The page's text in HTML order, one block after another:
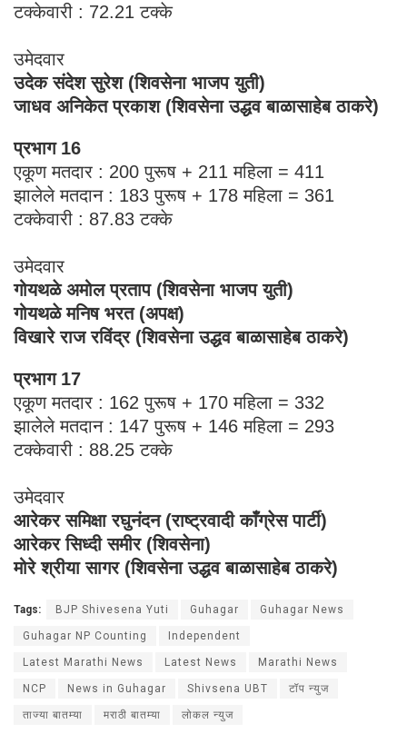
टक्केवारी : 72.21 टक्के
उमेदवार
उदेक संदेश सुरेश (शिवसेना भाजप युती)
जाधव अनिकेत प्रकाश (शिवसेना उद्धव बाळासाहेब ठाकरे)
प्रभाग 16
एकूण मतदार : 200 पुरूष + 211 महिला = 411
झालेले मतदान : 183 पुरूष + 178 महिला = 361
टक्केवारी : 87.83 टक्के
उमेदवार
गोयथळे अमोल प्रताप (शिवसेना भाजप युती)
गोयथळे मनिष भरत (अपक्ष)
विखारे राज रविंद्र (शिवसेना उद्धव बाळासाहेब ठाकरे)
प्रभाग 17
एकूण मतदार : 162 पुरूष + 170 महिला = 332
झालेले मतदान : 147 पुरूष + 146 महिला = 293
टक्केवारी : 88.25 टक्के
उमेदवार
आरेकर समिक्षा रघुनंदन (राष्ट्रवादी काँग्रेस पार्टी)
आरेकर सिध्दी समीर (शिवसेना)
मोरे श्रीया सागर (शिवसेना उद्धव बाळासाहेब ठाकरे)
Tags: BJP Shivesena Yuti Guhagar Guhagar News
Guhagar NP Counting Independent
Latest Marathi News Latest News Marathi News
NCP News in Guhagar Shivsena UBT टॉप न्युज
ताज्या बातम्या मराठी बातम्या लोकल न्युज